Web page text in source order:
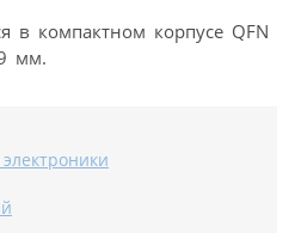
в компактном корпусе QFN
мм.